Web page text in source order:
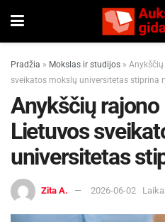
Pradžia » Mokslas ir studijos »
sveikatos mokslų universitetas stiprina
Anykščių
Lietuvos
universitetas
Zita A. 2026-06-02